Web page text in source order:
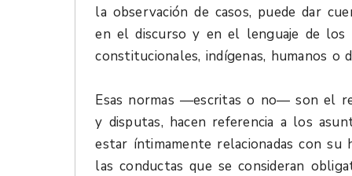
la observación de casos, puede dar
en el discurso y en el lenguaje de los
constitucionales, indígenas, humanos o
Esas normas —escritas o no— son el
y disputas, hacen referencia a los
estar íntimamente relacionadas con
las conductas que se consideran